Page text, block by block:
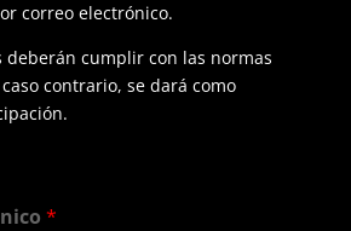
correo electrónico.
deberán cumplir con las normas
contrario, se dará como
*